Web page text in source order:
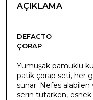
AÇIKLAMA
DEFACTO
ÇORAP
Yumuşak pamuklu
patik çorap seti, her
sunar. Nefes alabilen
serin tutarken, esnek